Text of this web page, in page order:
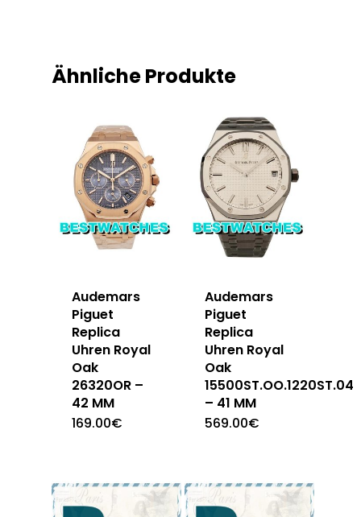
Ähnliche Produkte
Audemars
Piguet
Replica
Uhren Royal
Oak
26320OR –
42 MM
169.00€
Audemars
Piguet
Replica
Uhren Royal
Oak
15500ST.OO.1220ST.04
– 41 MM
569.00€